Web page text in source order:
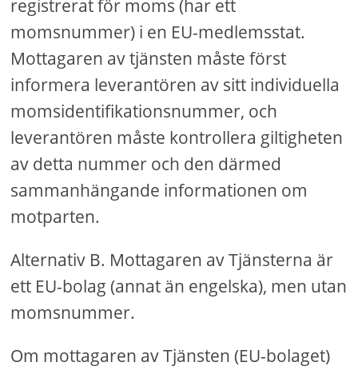
registrerat för moms (har ett
momsnummer) i en EU-medlemsstat.
Mottagaren av tjänsten måste först
informera leverantören av sitt individuella
momsidentifikationsnummer, och
leverantören måste kontrollera giltigheten
av detta nummer och den därmed
sammanhängande informationen om
motparten.
Alternativ B. Mottagaren av Tjänsterna är
ett EU-bolag (annat än engelska), men utan
momsnummer.
Om mottagaren av Tjänsten (EU-bolaget)